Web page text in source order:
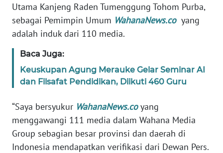
Utama Kanjeng Raden Tumenggung Tohom Purba,
sebagai Pemimpin Umum WahanaNews.coyang
adalah induk dari 110 media.
Baca Juga:
Keuskupan Agung Merauke Gelar Seminar AI
dan Filsafat Pendidikan, Diikuti 460 Guru
“Saya bersyukur WahanaNews.coyang
menggawangi 111 media dalam Wahana Media
Group sebagian besar provinsi dan daerah di
Indonesia mendapatkan verifikasi dari Dewan Pers.
REDAKSI
KARIR
DISCLAIMER
Wahana
Regional
SUMUT